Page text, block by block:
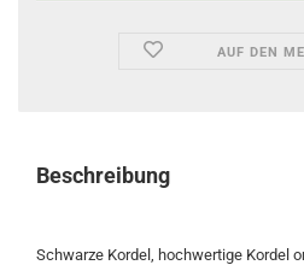
AUF DEN
Beschreibung
Schwarze Kordel, hochwertige Kordel